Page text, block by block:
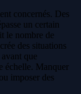
concernés. Des
un certain
le nombre de
des situations
que
échelle. Manquer
imposer des